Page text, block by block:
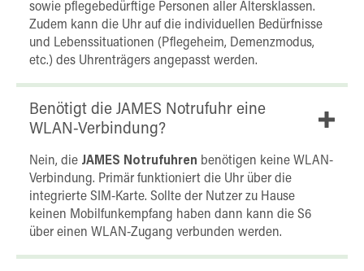
sowie pflegebedürftige Personen aller Altersklassen.
Zudem kann die Uhr auf die individuellen Bedürfnisse
und Lebenssituationen (Pflegeheim, Demenzmodus,
etc.) des Uhrenträgers angepasst werden.
Benötigt die JAMES Notrufuhr eine
WLAN-Verbindung?
Nein, die JAMES Notrufuhren benötigen keine WLAN-
Verbindung. Primär funktioniert die Uhr über die
integrierte SIM-Karte. Sollte der Nutzer zu Hause
keinen Mobilfunkempfang haben dann kann die S6
über einen WLAN-Zugang verbunden werden.